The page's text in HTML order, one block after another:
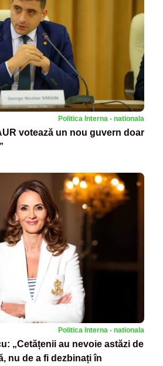
Politica Interna - nationala
votează un nou guvern doar
Politica Interna - nationala
„Cetățenii au nevoie astăzi de
nu de a fi dezbinați în